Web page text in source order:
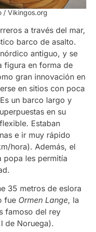
/ Vikingos.org
a través del mar,
barco de asalto.
antiguo, y se
figura en forma de
gran innovación en
en sitios con poca
un barco largo y
en su
Estaban
e ir muy rápido
hora). Además, el
popa les permitía
35 metros de eslora
fue Ormen Lange, la
famoso del rey
de Noruega).